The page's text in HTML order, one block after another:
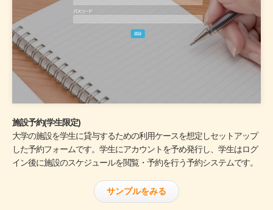
施設予約(学生限定)
大学の施設を学生に貸与するための利用ケースを想定しセットアップ
した予約フォームです。学生にアカウントを予め発行し、学生はログ
イン後に施設のスケジュールを閲覧・予約を行う予約システムです。
サンプルをみる